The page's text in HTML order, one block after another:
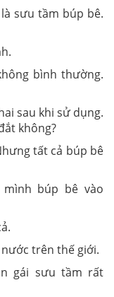
sưu tầm búp bê.
bình thường.
sau khi sử dụng.
không?
tất cả búp bê
búp bê vào
trên thế giới.
gái sưu tầm rất